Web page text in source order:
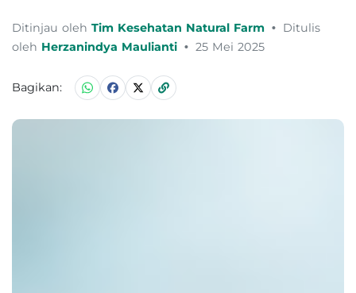
Ditinjau oleh Tim Kesehatan Natural Farm • Ditulis
oleh Herzanindya Maulianti • 25 Mei 2025
Bagikan: